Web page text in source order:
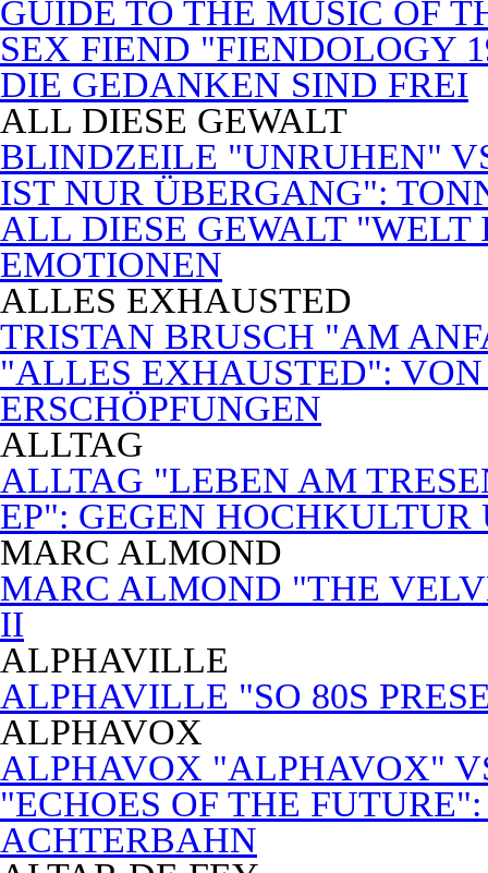
GUIDE TO THE MUSIC OF
SEX FIEND "FIENDOLOGY
DIE GEDANKEN SIND FREI
ALL DIESE GEWALT
BLINDZEILE "UNRUHEN"
IST NUR ÜBERGANG":
ALL DIESE GEWALT
EMOTIONEN
ALLES EXHAUSTED
TRISTAN BRUSCH "AM
"ALLES EXHAUSTED":
ERSCHÖPFUNGEN
ALLTAG
ALLTAG "LEBEN AM
EP": GEGEN
MARC ALMOND
MARC ALMOND "THE
II
ALPHAVILLE
ALPHAVILLE "SO 80S
ALPHAVOX
ALPHAVOX "ALPHAVOX"
"ECHOES OF THE
ACHTERBAHN